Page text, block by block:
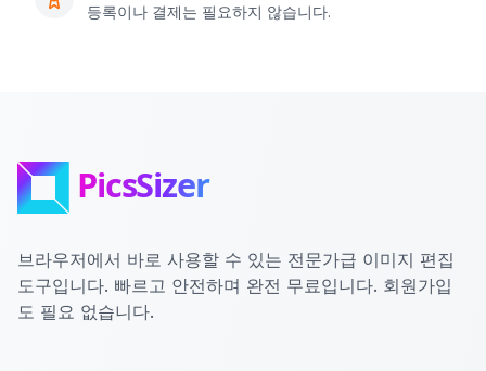
등록이나 결제는 필요하지 않습니다.
브라우저에서 바로 사용할 수 있는 전문가급 이미지 편집
도구입니다. 빠르고 안전하며 완전 무료입니다. 회원가입
도 필요 없습니다.